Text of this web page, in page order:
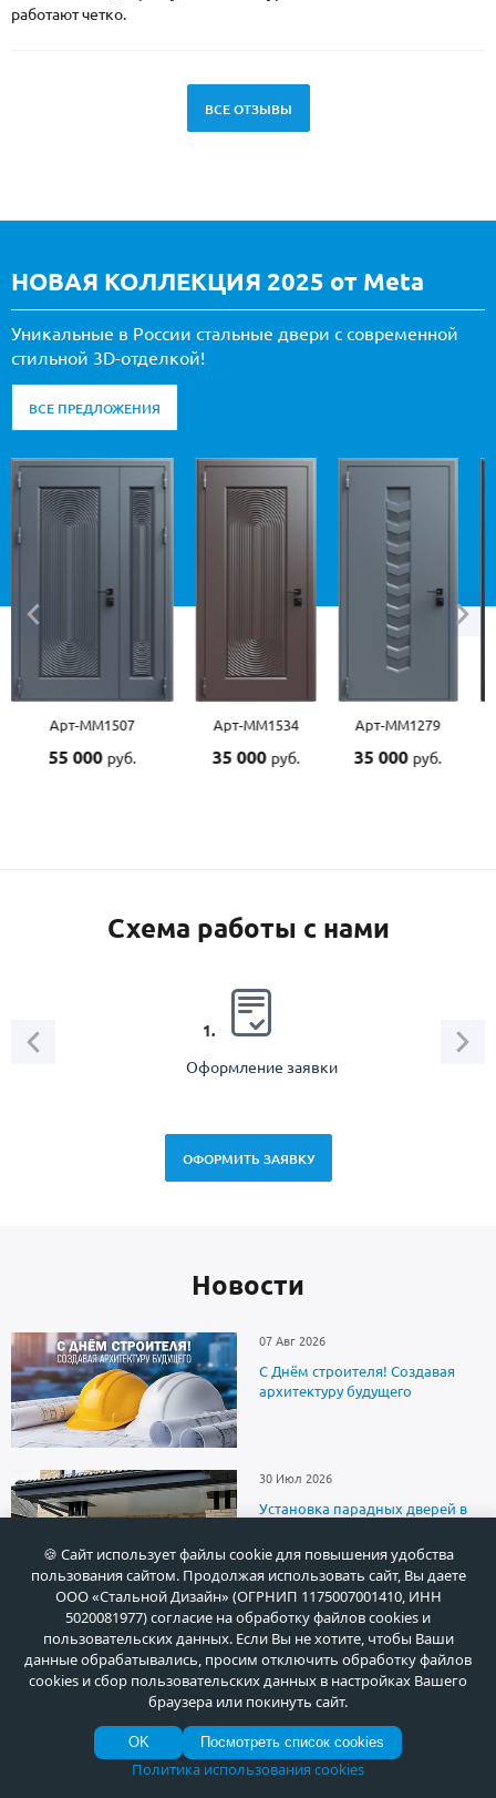
работают четко.
ВСЕ ОТЗЫВЫ
НОВАЯ КОЛЛЕКЦИЯ 2025 от Meta
Уникальные в России стальные двери с современной
стильной 3D-отделкой!
ВСЕ ПРЕДЛОЖЕНИЯ
Арт-ММ1507
55 000 руб.
Арт-ММ1534
35 000 руб.
Арт-ММ1279
35 000 руб.
Схема работы с нами
1.
Оформление заявки
ОФОРМИТЬ ЗАЯВКУ
Новоcти
07 Авг 2026
С Днём строителя! Создавая
архитектуру будущего
30 Июл 2026
Установка парадных дверей в
(Московская область)
О продукции
Доставка
🍪 Сайт использует файлы cookie для повышения удобства
пользования сайтом. Продолжая использовать сайт, Вы даете
ООО «Стальной Дизайн» (ОГРНИП 1175007001410, ИНН
5020081977) согласие на обработку файлов cookies и
пользовательских данных. Если Вы не хотите, чтобы Ваши
данные обрабатывались, просим отключить обработку файлов
cookies и сбор пользовательских данных в настройках Вашего
браузера или покинуть сайт.
OK Посмотреть список cookies
Политика использования cookies